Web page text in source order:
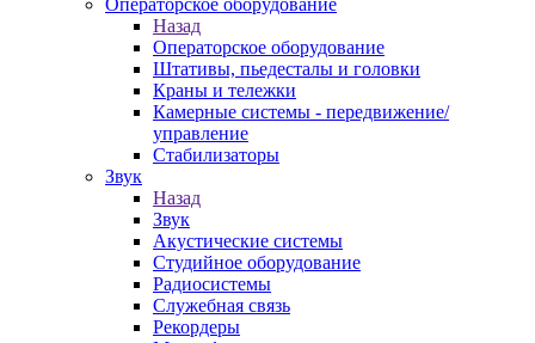
Операторское оборудование
Назад
Операторское оборудование
Штативы, пьедесталы и головки
Краны и тележки
Камерные системы - передвижение/
управление
Стабилизаторы
Звук
Назад
Звук
Акустические системы
Студийное оборудование
Радиосистемы
Служебная связь
Рекордеры